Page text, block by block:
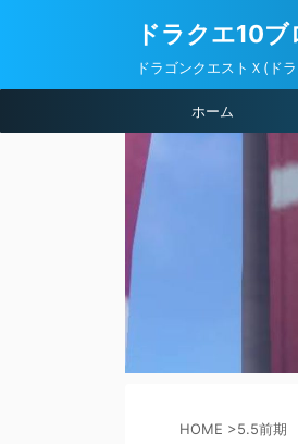
ドラクエ10
ドラゴンクエストＸ(ド
ホーム
HOME >5.5前期